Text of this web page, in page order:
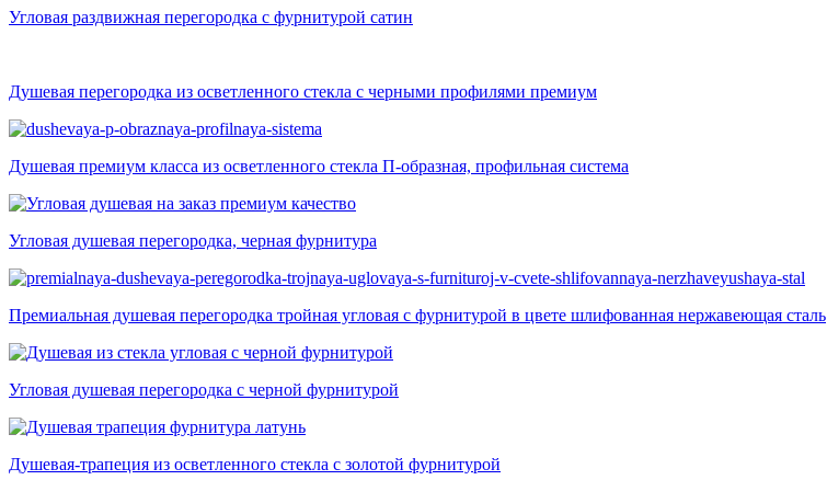
Угловая раздвижная перегородка с фурнитурой сатин
Душевая перегородка из осветленного стекла с черными профилями премиум
Душевая премиум класса из осветленного стекла П-образная, профильная система
Угловая душевая перегородка, черная фурнитура
Премиальная душевая перегородка тройная угловая с фурнитурой в цвете шлифованная нержавеющая сталь
Угловая душевая перегородка с черной фурнитурой
Душевая-трапеция из осветленного стекла с золотой фурнитурой